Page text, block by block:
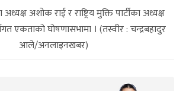
अशोक राई र राष्ट्रिय मुक्ति पार्टीका अध्यक्ष
एकताको घोषणासभामा । (तस्वीर : चन्द्रबहादुर
आले/अनलाइनखबर)